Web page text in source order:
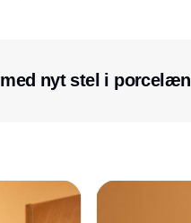
nyt stel i porcelæn